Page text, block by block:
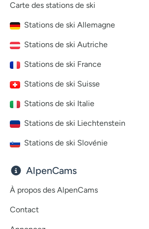
Carte des stations de ski
Stations de ski Allemagne
Stations de ski Autriche
Stations de ski France
Stations de ski Suisse
Stations de ski Italie
Stations de ski Liechtenstein
Stations de ski Slovénie
AlpenCams
À propos des AlpenCams
Contact